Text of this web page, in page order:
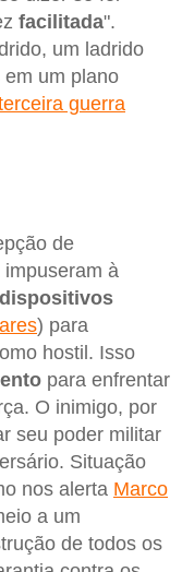
facilitada".
um ladrido
um plano
guerra
de
impuseram à
dispositivos
) para
hostil. Isso
para enfrentar
O inimigo, por
seu poder militar
Situação
nos alerta Marco
a um
de todos os